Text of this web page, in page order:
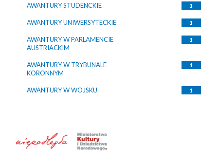
AWANTURY STUDENCKIE 1
AWANTURY UNIWERSYTECKIE 1
AWANTURY W PARLAMENCIE
AUSTRIACKIM
1
AWANTURY W TRYBUNALE
KORONNYM
1
AWANTURY W WOJSKU 1